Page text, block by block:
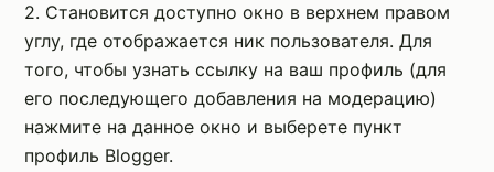
2. Становится доступно окно в верхнем правом
углу, где отображается ник пользователя. Для
того, чтобы узнать ссылку на ваш профиль (для
его последующего добавления на модерацию)
нажмите на данное окно и выберете пункт
профиль Blogger.